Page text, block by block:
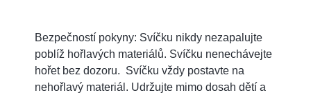
Bezpečností pokyny: Svíčku nikdy nezapalujte
poblíž hořlavých materiálů. Svíčku nenechávejte
hořet bez dozoru. Svíčku vždy postavte na
nehořlavý materiál. Udržujte mimo dosah dětí a